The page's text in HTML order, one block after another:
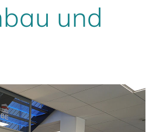
und